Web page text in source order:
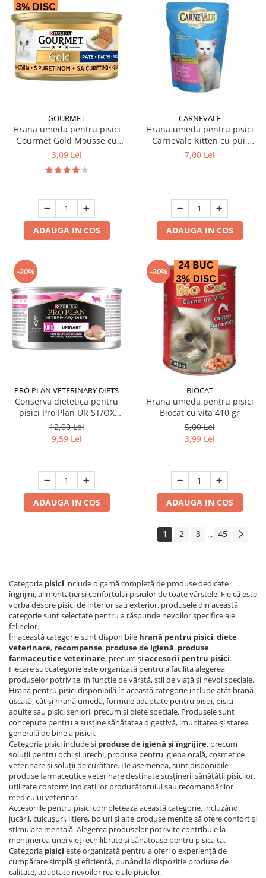
GOURMET
Hrana umeda pentru pisici
Gourmet Gold Mousse cu
curcan 85 gr
3,09 Lei
ADAUGA IN COS
CARNEVALE
Hrana umeda pentru pisici
Carnevale Kitten cu pui,
somon & alge 85 gr
7,00 Lei
ADAUGA IN COS
-20%
PRO PLAN VETERINARY DIETS
Conserva dietetica pentru
pisici Pro Plan UR ST/OX
Urinary Mousse 195 gr
12,00 Lei
9,59 Lei
ADAUGA IN COS
-20%
BIOCAT
Hrana umeda pentru pisici
Biocat cu vita 410 gr
5,00 Lei
3,99 Lei
ADAUGA IN COS
1 2 3 ... 45
Categoria pisici include o gamă completă de produse dedicate
îngrijirii, alimentației și confortului pisicilor de toate vârstele. Fie că este
vorba despre pisici de interior sau exterior, produsele din această
categorie sunt selectate pentru a răspunde nevoilor specifice ale
felinelor.
În această categorie sunt disponibile hrană pentru pisici,diete
veterinare, recompense, produse de igienă, produse
farmaceutice veterinare, precum șiaccesorii pentru pisici.
Fiecare subcategorie este organizată pentru a facilita alegerea
produselor potrivite, în funcție de vârstă, stil de viață și nevoi speciale.
Hrană pentru pisici disponibilă în această categorie include atât hrană
uscată, cât și hrană umedă, formule adaptate pentru pisoi, pisici
adulte sau pisici seniori, precum și diete speciale. Produsele sunt
concepute pentru a susține sănătatea digestivă, imunitatea și starea
generală de bine a pisicii.
Categoria pisici include și produse de igienă și îngrijire, precum
soluții pentru ochi și urechi, produse pentru igiena orală, cosmetice
veterinare și soluții de curățare. De asemenea, sunt disponibile
produse farmaceutice veterinare destinate susținerii sănătății pisicilor,
utilizate conform indicațiilor producătorului sau recomandărilor
medicului veterinar.
Accesoriile pentru pisici completează această categorie, incluzând
jucării, culcușuri, litiere, boluri și alte produse menite să ofere confort și
stimulare mentală. Alegerea produselor potrivite contribuie la
menținerea unei vieți echilibrate și sănătoase pentru pisica ta.
Categoria pisici este organizată pentru a oferi o experiență de
cumpărare simplă și eficientă, punând la dispoziție produse de
calitate, adaptate nevoilor reale ale pisicilor.